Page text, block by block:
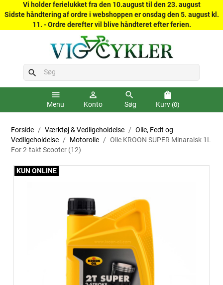
Vi holder ferielukket fra den 10.august til den 23. august
Sidste håndtering af ordre i webshoppen er onsdag den 5. august kl.
11. - Ordre derefter vil blive håndteret efter ferien.
search
menu
Menu
person_outline
Konto
search
Søg
shopping_bag
Kurv (0)
Forside Værktøj & Vedligeholdelse
Olie, Fedt og
Vedligeholdelse
Motorolie
Olie KROON SUPER Minaralsk 1L
For 2-takt Scooter (12)
KUN ONLINE